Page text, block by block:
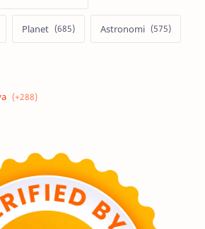
Planet Astronomi
Galaksi
Tata Surya Hype
Asteroid Observasi